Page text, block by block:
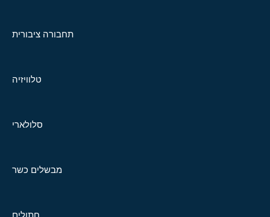
תחבורה ציבורית
טלוויזיה
סלולארי
מבשלים כשר
חתולים